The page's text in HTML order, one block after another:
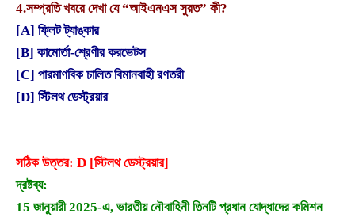
4.সম্প্রতি খবরে দেখা যে “আইএনএস সুরত” কী?
[A] ফ্লিট ট্যাঙ্কার
[B] কামোর্তা-শ্রেণীর করভেটস
[C] পারমাণবিক চালিত বিমানবাহী রণতরী
[D] স্টিলথ ডেস্ট্রয়ার
সঠিক উত্তর: D [স্টিলথ ডেস্ট্রয়ার]
দ্রষ্টব্য:
15 জানুয়ারী 2025-এ, ভারতীয় নৌবাহিনী তিনটি প্রধান যোদ্ধাদের কমিশন